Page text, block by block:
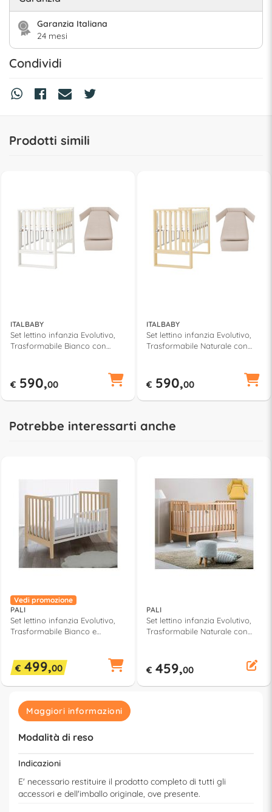
Garanzia Italiana
24 mesi
Condividi
Prodotti simili
ITALBABY
Set lettino infanzia Evolutivo,
Trasformabile Bianco con
€ 590,00
ITALBABY
Set lettino infanzia Evolutivo,
Trasformabile Naturale con
€ 590,00
Potrebbe interessarti anche
Vedi promozione
PALI
Set lettino infanzia Evolutivo,
Trasformabile Bianco e
€ 499,00
PALI
Set lettino infanzia Evolutivo,
Trasformabile Naturale con
€ 459,00
Maggiori informazioni
Modalità di reso
Indicazioni
E' necessario restituire il prodotto completo di tutti gli
accessori e dell'imballo originale, ove presente.